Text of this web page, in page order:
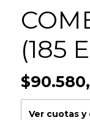
(185
Ver cuotas